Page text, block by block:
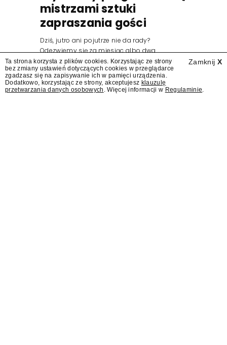
mistrzami sztuki
zapraszania gości
Dziś, jutro ani pojutrze nie da rady?
Odezwiemy się za miesiąc albo dwa.
Wydawcy programów są mistrzami sztuki
zapraszania gości.
Zamknij X
Ta strona korzysta z plików cookies. Korzystając ze strony
bez zmiany ustawień dotyczących cookies w przeglądarce
zgadzasz się na zapisywanie ich w pamięci urządzenia.
Dodatkowo, korzystając ze strony, akceptujesz klauzulę
przetwarzania danych osobowych . Więcej informacji w Regulaminie.